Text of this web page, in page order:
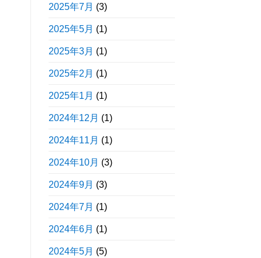
2025年7月 (3)
2025年5月 (1)
2025年3月 (1)
2025年2月 (1)
2025年1月 (1)
2024年12月 (1)
2024年11月 (1)
2024年10月 (3)
2024年9月 (3)
2024年7月 (1)
2024年6月 (1)
2024年5月 (5)